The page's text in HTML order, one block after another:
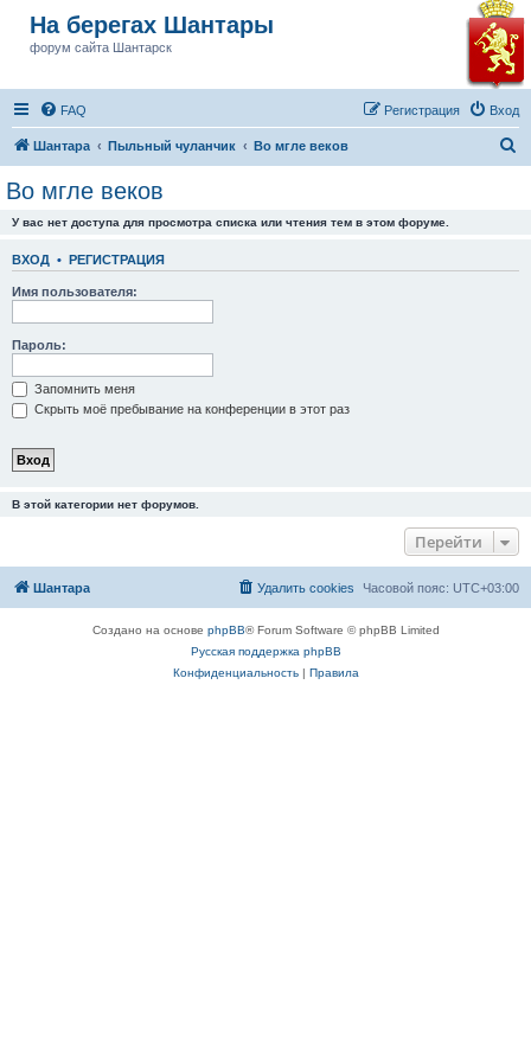
На берегах Шантары
форум сайта Шантарск
FAQ Вход
Регистрация
Шантара Пыльный чуланчик Во мгле веков
Во мгле веков
У вас нет доступа для просмотра списка или чтения тем в этом форуме.
ВХОД • РЕГИСТРАЦИЯ
Имя пользователя:
Пароль:
Запомнить меня
Скрыть моё пребывание на конференции в этот раз
В этой категории нет форумов.
Перейти
Шантара Часовой пояс: UTC+03:00
Удалить cookies
Создано на основе phpBB® Forum Software © phpBB Limited
Русская поддержка phpBB
Конфиденциальность| Правила